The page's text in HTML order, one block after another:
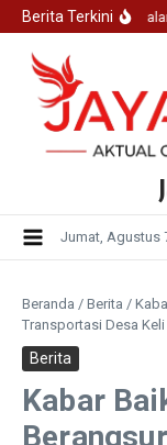
Lewati ke konten
Berita TerkiniHadir
Jumat, Agustus
Beranda / Berita /
Transportasi Desa
Berita
Kabar